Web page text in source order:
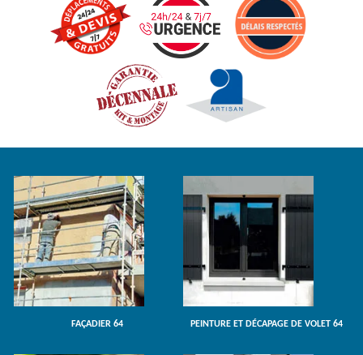
FAÇADIER 64 PEINTURE ET DÉCAPAGE DE VOLET 64